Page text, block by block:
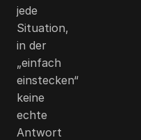
jede
Situation,
in der
„einfach
einstecken“
keine
echte
Antwort